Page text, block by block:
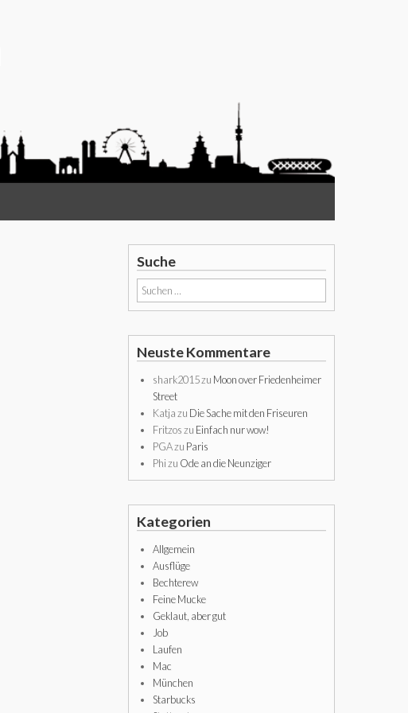
Suche
Suchen
nach:
Neuste Kommentare
shark2015zu Moon over Friedenheimer
Street
Katjazu Die Sache mit den Friseuren
Fritzoszu Einfach nur wow!
PGAzu Paris
Phizu Ode an die Neunziger
Kategorien
Allgemein
Ausflüge
Bechterew
Feine Mucke
Geklaut, aber gut
Job
Laufen
Mac
München
Starbucks